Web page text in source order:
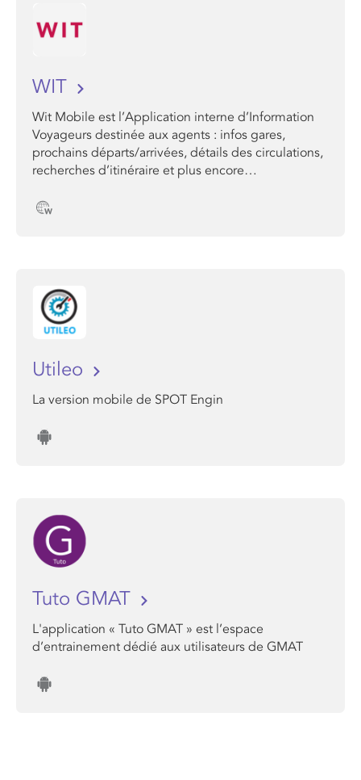
WIT
Wit Mobile est l’Application interne d’Information
Voyageurs destinée aux agents : infos gares,
prochains départs/arrivées, détails des circulations,
recherches d’itinéraire et plus encore…
Utileo
La version mobile de SPOT Engin
Tuto GMAT
L'application « Tuto GMAT » est l’espace
d’entrainement dédié aux utilisateurs de GMAT